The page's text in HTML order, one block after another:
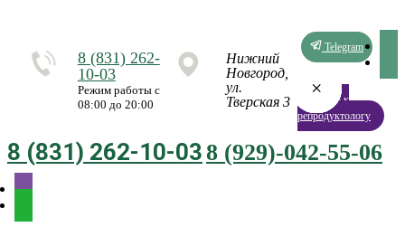
8 (831) 262-
10-03
Режим работы с
08:00 до 20:00
Нижний
Новгород,
ул.
Тверская 3
Telegram
Запись к
репродуктологу
8 (831) 262-10-038 (929)-042-55-06
×
×
×
×
×
×
×
×